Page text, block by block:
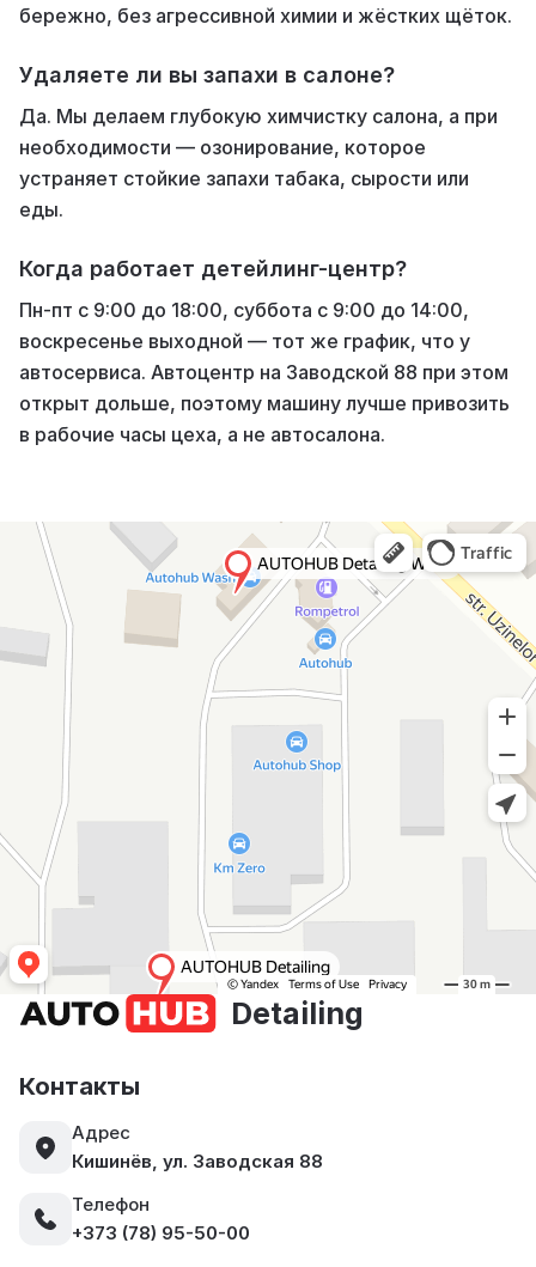
бережно, без агрессивной химии и жёстких щёток.
Удаляете ли вы запахи в салоне?
Да. Мы делаем глубокую химчистку салона, а при
необходимости — озонирование, которое
устраняет стойкие запахи табака, сырости или
еды.
Когда работает детейлинг-центр?
Пн-пт с 9:00 до 18:00, суббота с 9:00 до 14:00,
воскресенье выходной — тот же график, что у
автосервиса. Автоцентр на Заводской 88 при этом
открыт дольше, поэтому машину лучше привозить
в рабочие часы цеха, а не автосалона.
Detailing
Контакты
Адрес
Кишинёв, ул. Заводская 88
Телефон
+373 (78) 95-50-00